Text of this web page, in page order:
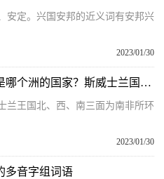
安定。兴国安邦的近义词有安邦兴
2023/01/30
斯威士兰国在哪？斯威士兰是哪个洲的国家？斯威士兰国的地理位置
兰王国北、西、南三面为南非所环
2023/01/30
多音字组词语